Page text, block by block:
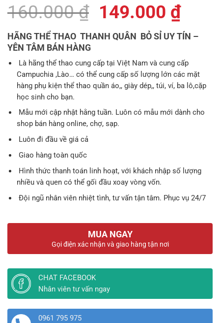
160.000₫ Giá
gốc
là:
160.000 ₫.
149.000 ₫Giá
hiện
là:
HÃNG THỂ THAO THANH QUÂN BỎ SỈ UY TÍN –
YÊN TÂM BÁN HÀNG
Là hãng thể thao cung cấp tại Việt Nam và cung cấp
Campuchia ,Lào… có thể cung cấp số lượng lớn các mặt
hàng phụ kiện thể thao quần áo,, giày dép,, túi, ví, ba lô,cặp
học sinh cho bạn.
Mẫu mới cập nhật hằng tuần. Luôn có mẫu mới dành cho
shop bán hàng online, chợ, sạp.
Luôn đi đầu về giá cả
Giao hàng toàn quốc
Hình thức thanh toán linh hoạt, với khách nhập số lượng
nhiều và quen có thể gối đầu xoay vòng vốn.
Đội ngũ nhân viên nhiệt tình, tư vấn tận tâm. Phục vụ 24/7
MUA NGAY
Gọi điện xác nhận và giao hàng tận nơi
CHAT FACEBOOK
Nhân viên tư vấn ngay
0961 795 975